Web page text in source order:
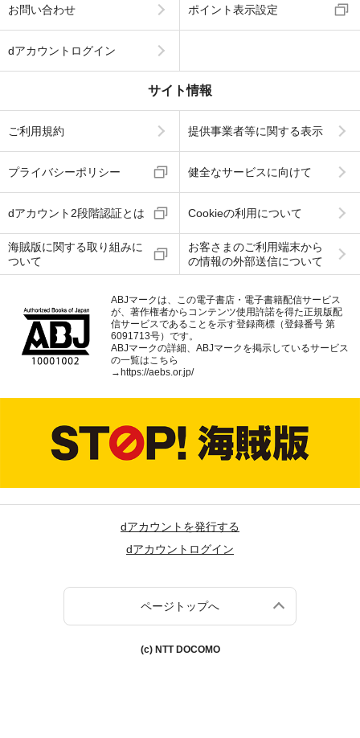
お問い合わせ ポイント表示設定
dアカウントログイン
サイト情報
ご利用規約 提供事業者等に関する表示
プライバシーポリシー 健全なサービスに向けて
dアカウント2段階認証とは Cookieの利用について
海賊版に関する取り組みに
ついて
お客さまのご利用端末から
の情報の外部送信について
ABJマークは、この電子書店・電子書籍配信サービス
が、著作権者からコンテンツ使用許諾を得た正規版配
信サービスであることを示す登録商標（登録番号 第
6091713号）です。
ABJマークの詳細、ABJマークを掲示しているサービス
の一覧はこちら
→https://aebs.or.jp/
dアカウントを発行する
dアカウントログイン
ページトップへ
(c) NTT DOCOMO